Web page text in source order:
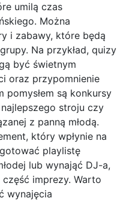
umilą czas
Można
i zabawy, które będą
Na przykład, quizy
być świetnym
oraz przypomnienie
pomysłem są konkursy
stroju czy
z panną młodą.
który wpłynie na
playlistę
lub wynająć DJ-a,
imprezy. Warto
wynajęcia